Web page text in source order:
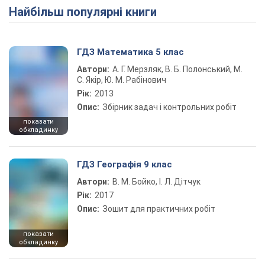
Найбільш популярні книги
показати
обкладинку
ГДЗ Математика 5 клас
Автори: А. Г. Мерзляк, В. Б. Полонський, М.
С. Якір, Ю. М. Рабінович
Рік: 2013
Опис: Збірник задач і контрольних робіт
показати
обкладинку
ГДЗ Географія 9 клас
Автори: В. М. Бойко, І. Л. Дітчук
Рік: 2017
Опис: Зошит для практичних робіт